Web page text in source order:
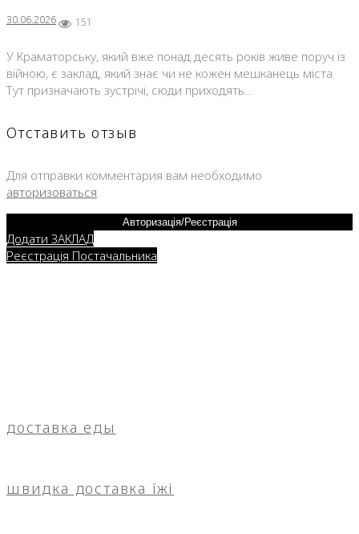
30.06.2026 151
У Краматорську, який вже понад десять років живе поруч із
війною, є заклад, який знає чи не кожен мешканець міста.
Тут призначають зустрічі, сюди приходять…
Отставить отзыв
Для отправки комментария вам необходимо
авторизоваться
Авторизація/Реєстрація
Додати ЗАКЛАД
Реєстрація Постачальника
доставка еды
швидка доставка їжі